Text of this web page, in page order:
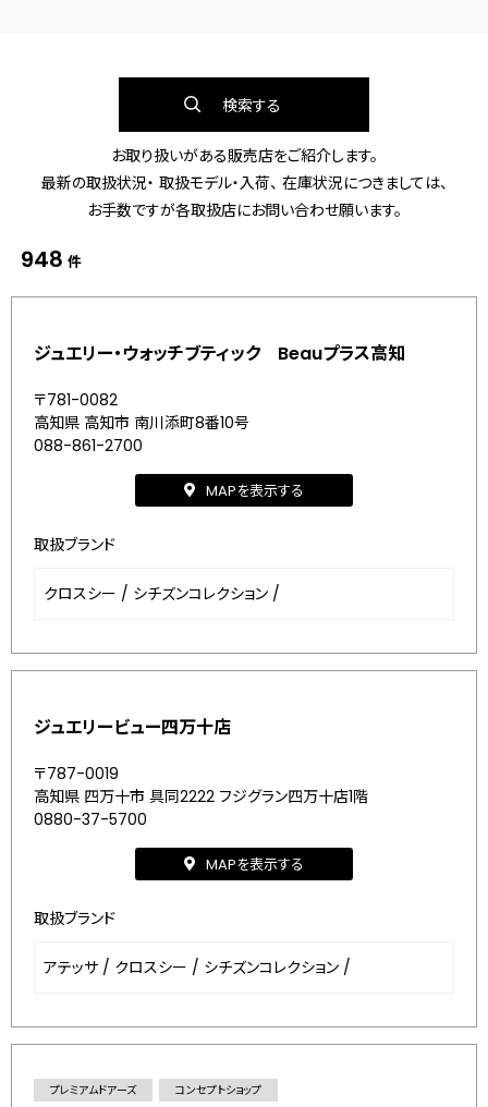
検索する
お取り扱いがある販売店をご紹介します。
最新の取扱状況・ 取扱モデル・入荷、 在庫状況につきましては、
お手数ですが各取扱店にお問い合わせ願います。
948 件
ジュエリー・ウォッチブティック Beauプラス高知
〒781-0082
高知県 高知市 南川添町8番10号
088-861-2700
MAPを表示する
取扱ブランド
クロスシー / シチズンコレクション /
ジュエリービュー四万十店
〒787-0019
高知県 四万十市 具同2222 フジグラン四万十店1階
0880-37-5700
MAPを表示する
取扱ブランド
アテッサ / クロスシー / シチズンコレクション /
プレミアムドアーズ コンセプトショップ